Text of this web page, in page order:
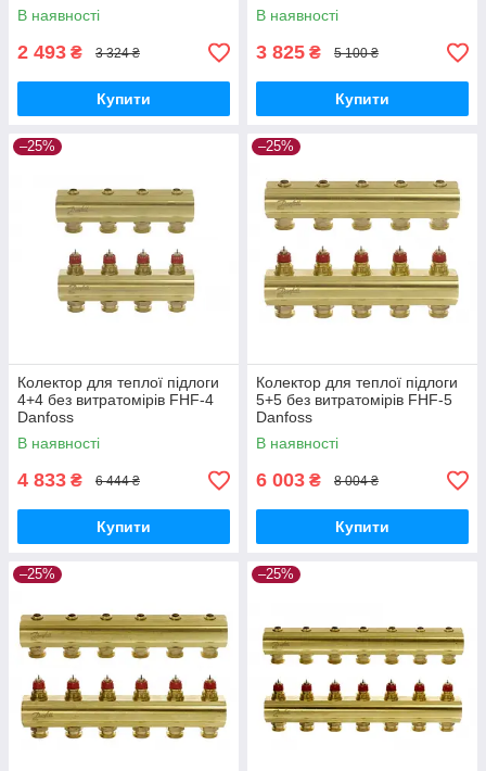
В наявності
2 493 ₴ 3 324 ₴
Купити
В наявності
3 825 ₴ 5 100 ₴
Купити
–25%
Колектор для теплої підлоги
4+4 без витратомірів FHF-4
Danfoss
В наявності
4 833 ₴ 6 444 ₴
Купити
–25%
Колектор для теплої підлоги
5+5 без витратомірів FHF-5
Danfoss
В наявності
6 003 ₴ 8 004 ₴
Купити
–25% –25%